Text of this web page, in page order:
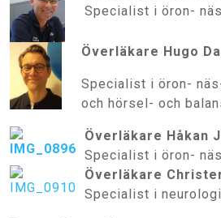
Specialist i öron-
Överläkare Hugo
Specialist i öron-
och hörsel- och
Överläkare Håkan
Specialist i öron-
Överläkare
Specialist i neurologi